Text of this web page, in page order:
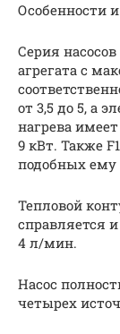
Особенности
Серия
агрегата с
от 3,5 до 5, а
нагрева
9 кВт. Также
подобных ему
Тепловой
справляется
4 л/мин.
Насос
четырех